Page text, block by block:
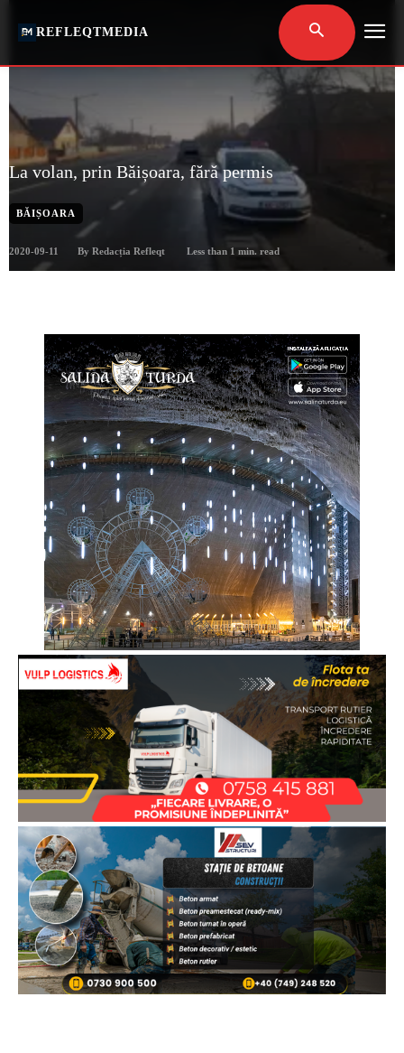
REFLEQTMEDIA
La volan, prin Băișoara, fără permis
BĂIȘOARA
2020-09-11 By Redacția Refleqt Less than 1 min. read